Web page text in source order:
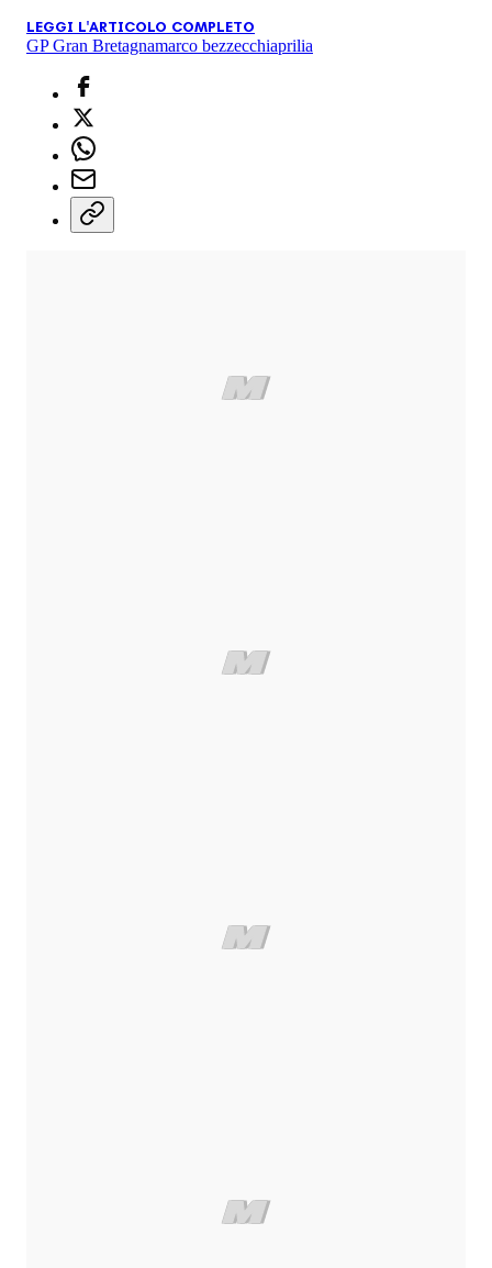
LEGGI L'ARTICOLO COMPLETO
GP Gran Bretagnamarco bezzecchiaprilia